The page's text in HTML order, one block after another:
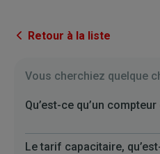
Retour à la liste
Vous cherchiez quelque
Qu’est-ce qu’un
Le tarif capacitaire,